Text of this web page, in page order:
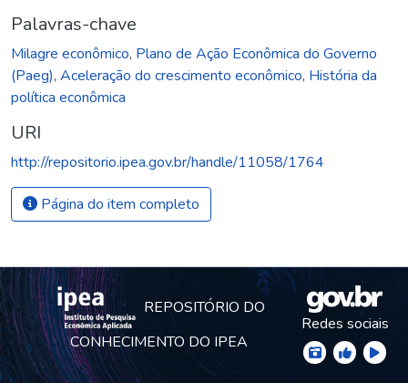
Palavras-chave
Milagre econômico, Plano de Ação Econômica do Governo
(Paeg), Aceleração do crescimento econômico, História da
política econômica
URI
http://repositorio.ipea.gov.br/handle/11058/1764
Página do item completo
REPOSITÓRIO DO
CONHECIMENTO DO IPEA
Redes sociais